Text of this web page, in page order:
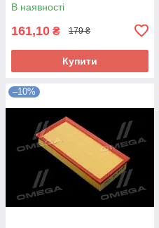
В наявності
161,10 ₴ 179 ₴
Купити
–10%